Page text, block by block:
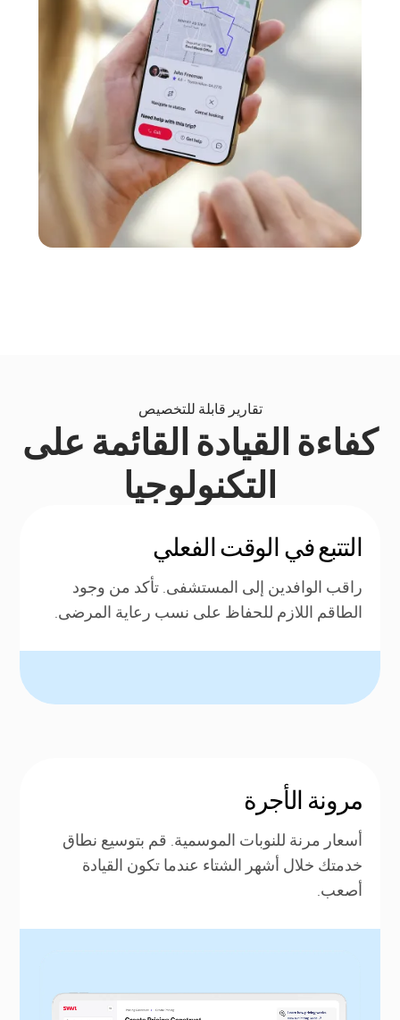
تقارير قابلة للتخصيص
كفاءة القيادة القائمة على
التكنولوجيا
التتبع في الوقت الفعلي
راقب الوافدين إلى المستشفى. تأكد من وجود
الطاقم اللازم للحفاظ على نسب رعاية المرضى.
مرونة الأجرة
أسعار مرنة للنوبات الموسمية. قم بتوسيع نطاق
خدمتك خلال أشهر الشتاء عندما تكون القيادة
أصعب.